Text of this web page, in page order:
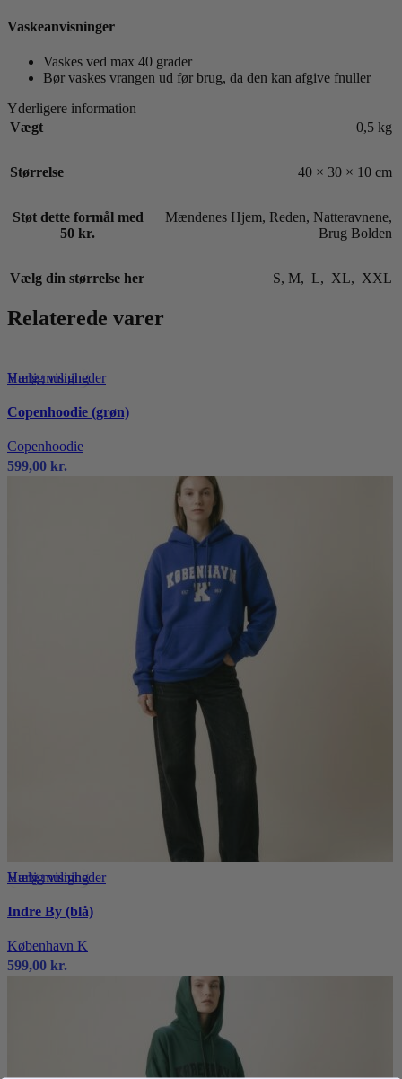
Vaskeanvisninger
Vaskes ved max 40 grader
Bør vaskes vrangen ud før brug, da den kan afgive fnuller
Yderligere information
Vægt
0,5 kg
Størrelse 40 × 30 × 10 cm
Støt dette formål med
50 kr.
Mændenes Hjem, Reden, Natteravnene,
Brug Bolden
Vælg din størrelse her S, M, L, XL, XXL
Relaterede varer
Hurtig visning
Vælg mulighederDette
har
Mulighederne
varesiden
Copenhoodie (grøn)
Copenhoodie
599,00 kr.
Hurtig visning
Vælg mulighederDette
Mulighederne
varesiden
Indre By (blå)
København K
599,00 kr.